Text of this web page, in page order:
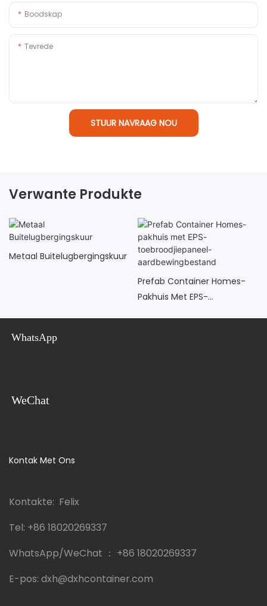
Boodskap
Tevrede
STUUR NAVRAAG NOU
Verwante Produkte
Metaal Buitelugbergingskuur
Prefab Container Homes-
Pakhuis Met EPS-
WhatsApp
WeChat
Kontak Met Ons
Kontakte: Felix
Tel: +86 18020269337
WhatsApp/WeChat ： +86 18020269337
E-pos: dxh@dxhcontainer.com